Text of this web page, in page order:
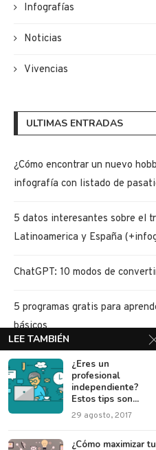
Infografías
Noticias
Vivencias
ULTIMAS ENTRADAS
¿Cómo encontrar un nuevo
infografía con listado de
5 datos interesantes sobre el
Latinoamerica y España
ChatGPT: 10 modos de
5 programas gratis para
básicos
5 retos de ahorro para iniciar
PDF)
LEE TAMBIÉN
¿Eres un
profesional
independiente?
Estos tips son...
29 agosto, 2017
¿Cómo maximizar tu